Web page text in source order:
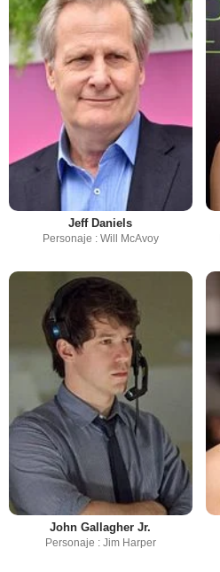
Jeff Daniels
Personaje : Will McAvoy
John Gallagher Jr.
Personaje : Jim Harper